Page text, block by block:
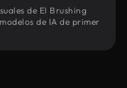
de El Brushing
de IA de primer